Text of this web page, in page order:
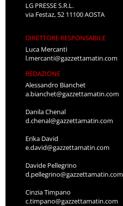
LG PRESSE S.R.L.
via Festaz, 52 11100 AOSTA
DIRETTORE RESPONSABILE
Luca Mercanti
l.mercanti@gazzettamatin.com
REDAZIONE
Alessandro Bianchet
a.bianchet@gazzettamatin.com
Danila Chenal
d.chenal@gazzettamatin.com
Erika David
e.david@gazzettamatin.com
Davide Pellegrino
d.pellegrino@gazzettamatin.com
Cinzia Timpano
c.timpano@gazzettamatin.com